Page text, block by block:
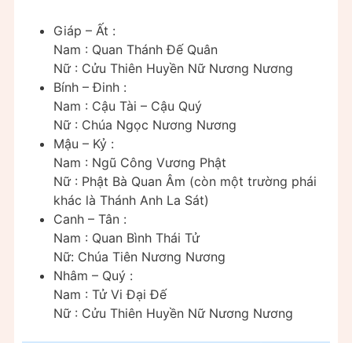
Giáp – Ất :
Nam : Quan Thánh Đế Quân
Nữ : Cửu Thiên Huyền Nữ Nương Nương
Bính – Đinh :
Nam : Cậu Tài – Cậu Quý
Nữ : Chúa Ngọc Nương Nương
Mậu – Kỷ :
Nam : Ngũ Công Vương Phật
Nữ : Phật Bà Quan Âm (còn một trường phái
khác là Thánh Anh La Sát)
Canh – Tân :
Nam : Quan Bình Thái Tử
Nữ: Chúa Tiên Nương Nương
Nhâm – Quý :
Nam : Tử Vi Đại Đế
Nữ : Cửu Thiên Huyền Nữ Nương Nương